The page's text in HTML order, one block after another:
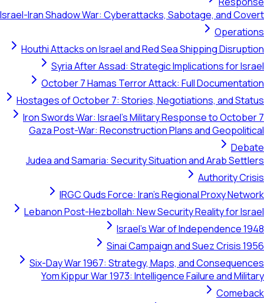
Israel-Iran Shadow War: Cyberattacks, Sabotage, and Covert
Operations
Houthi Attacks on Israel and Red Sea Shipping Disruption
Syria After Assad: Strategic Implications for Israel
October 7 Hamas Terror Attack: Full Documentation
Hostages of October 7: Stories, Negotiations, and Status
Iron Swords War: Israel's Military Response to October 7
Gaza Post-War: Reconstruction Plans and Geopolitical
Debate
Judea and Samaria: Security Situation and Arab Settlers
Authority Crisis
IRGC Quds Force: Iran's Regional Proxy Network
Lebanon Post-Hezbollah: New Security Reality for Israel
Israel's War of Independence 1948
Sinai Campaign and Suez Crisis 1956
Six-Day War 1967: Strategy, Maps, and Consequences
Yom Kippur War 1973: Intelligence Failure and Military
Comeback